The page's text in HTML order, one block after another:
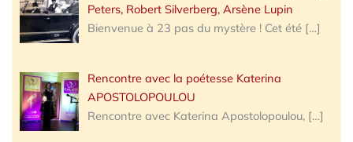
Peters, Robert Silverberg, Arsène Lupin
Bienvenue à 23 pas du mystère ! Cet été […]
Rencontre avec la poétesse Katerina
APOSTOLOPOULOU
Rencontre avec Katerina Apostolopoulou, […]